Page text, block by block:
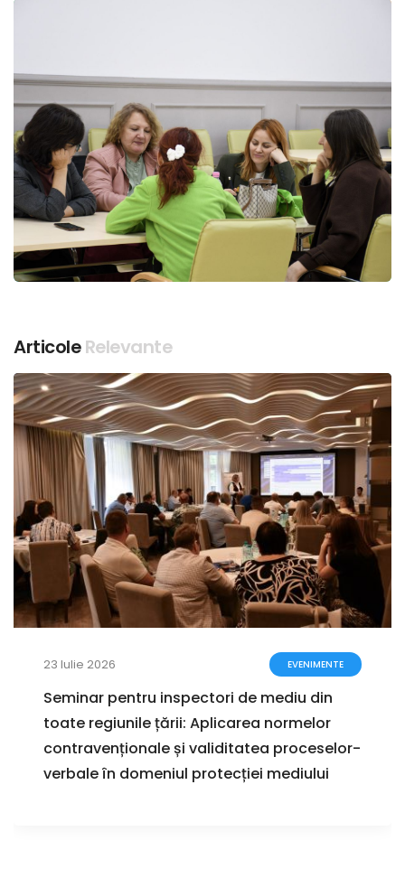
ArticoleRelevante
23 Iulie 2026 EVENIMENTE
Seminar pentru inspectori de mediu din
toate regiunile țării: Aplicarea normelor
contravenționale și validitatea proceselor-
verbale în domeniul protecției mediului